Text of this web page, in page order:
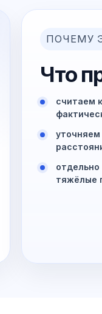
ПОЧЕМУ
Что
считаем
отдельно
тяжёлые